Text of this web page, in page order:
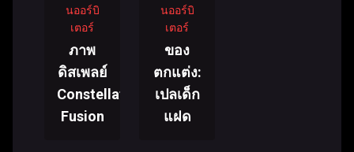
นออร์บิ
เตอร์
ภาพ
ดิสเพลย์
Constellations
Fusion
นออร์บิ
เตอร์
ของ
ตกแต่ง:
เปลเด็ก
แฝด